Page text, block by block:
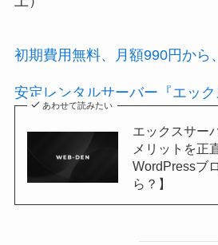
初期費用無料、月額990円から
安定レンタルサーバー『エック
あわせて読みたい
エックスサー
メリットを正
WordPressブ
ら？】